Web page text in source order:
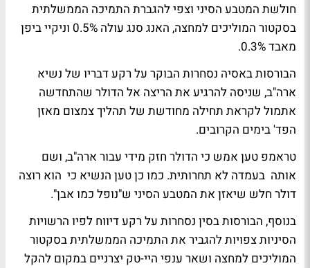
חולשת המטבע הסיני וצפי להגברת התמיכה הממשלתית
בסקטור המוליכים למחצה, האנג סנג עולה 0.5% וניקיי ביפן
מאבד 0.3%.
הבורסות באסיה נסחרות הבוקר על רקע דבריו של נשיא
ארה"ב, שניסה להרגיע את הריצה אל הדולר שהתחדשה
אתמול לקראת תחילה מחודשת של תהליך צמצום מאזן
הפד' בימים הקרובים.
טראמפ טען אמש כי הדולר חזק מידי עבור ארה"ב, ושם
אותה בעמדה לא תחרותית. כמו כן טען הנשיא כי הוא רוצה
דולר חלש שיאזן את המטבע הסיני ש"נופל כמו אבן".
בנוסף, הבורסות בסין נסחרות על רקע דיווח לפיו הרשויות
הסיניות צפויות להגביר את התמיכה הממשלתית בסקטור
המוליכים למחצה ושאר ענפי היי-טק יצרניים במקום להקל